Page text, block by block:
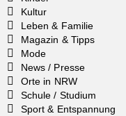
Kultur
Leben & Familie
Magazin & Tipps
Mode
News / Presse
Orte in NRW
Schule / Studium
Sport & Entspannung